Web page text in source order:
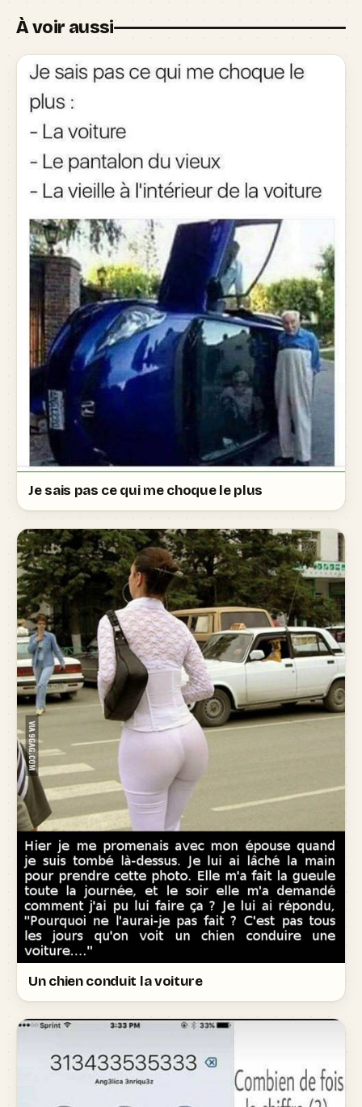
À voir aussi
Je sais pas ce qui me choque le plus
Un chien conduit la voiture